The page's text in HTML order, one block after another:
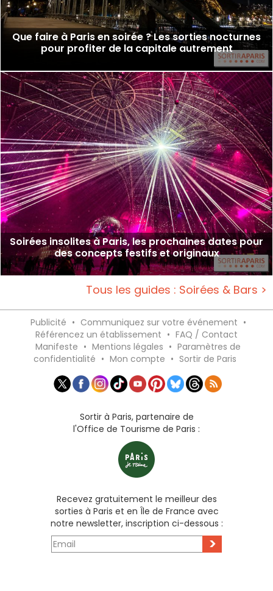
Que faire à Paris en soirée ? Les sorties nocturnes
pour profiter de la capitale autrement
Soirées insolites à Paris, les prochaines dates pour
des concepts festifs et originaux
Tous les guides : Soirées & Bars >
Publicité • Communiquez sur votre événement •
Référencez un établissement • FAQ / Contact
Manifeste • Mentions légales • Paramètres de
confidentialité • Mon compte • Sortir de Paris
Sortir à Paris, partenaire de
l'Office de Tourisme de Paris :
Recevez gratuitement le meilleur des
sorties à Paris et en Île de France avec
notre newsletter, inscription ci-dessous :
>